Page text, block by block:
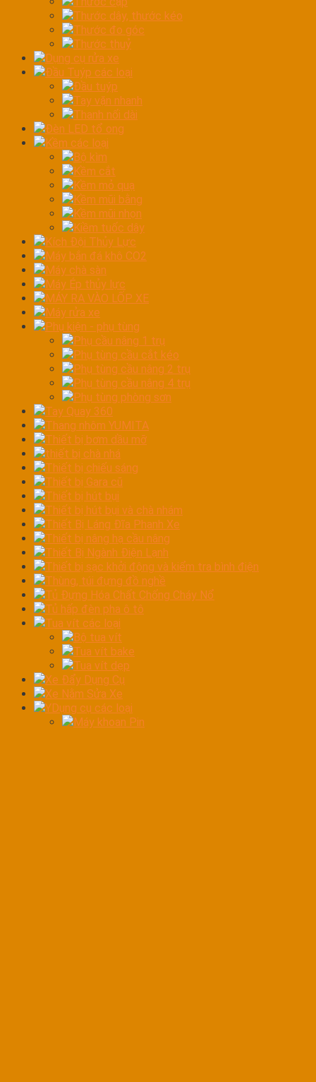
Thước dây, thước kéo
Thước đo góc
Thước thuỷ
Dụng cụ rửa xe
Đầu Tuýp các loại
Đầu tuýp
Tay vặn nhanh
Thanh nối dài
Đèn LED tổ ong
Kềm các loại
Bộ kìm
Kềm cắt
Kềm mỏ quạ
Kềm mũi bằng
Kềm mũi nhọn
Kiềm tuốc dây
Kích Đội Thủy Lực
Máy bắn đá khô CO2
Máy chà sàn
Máy Ép thủy lực
MÁY RA VÀO LỐP XE
Máy rửa xe
Phụ kiện - phụ tùng
Phụ cầu nâng 1 trụ
Phụ tùng cầu cắt kéo
Phụ tùng cầu nâng 2 trụ
Phụ tùng cầu nâng 4 trụ
Phụ tùng phòng sơn
Tay Quay 360
Thang nhôm YUMITA
Thiết bị bơm dầu mỡ
thiết bị chà nhá
Thiết bị chiếu sáng
Thiết bị Gara cũ
Thiết bị hút bụi
Thiết bị hút bụi và chà nhám
Thiết Bị Láng Đĩa Phanh Xe
Thiết bị nâng hạ cầu nâng
Thiết Bị Ngành Điện Lạnh
Thiết bị sạc khởi động và kiểm tra bình điện
Thùng, túi đựng đồ nghề
Tủ Đựng Hóa Chất Chống Cháy Nổ
Tủ hấp đèn pha ô tô
Tua vít các loại
Bộ tua vít
Tua vít bake
Tua vít dẹp
Xe Đẩy Dụng Cụ
Xe Nằm Sửa Xe
YDụng cụ các loại
Máy khoan Pin